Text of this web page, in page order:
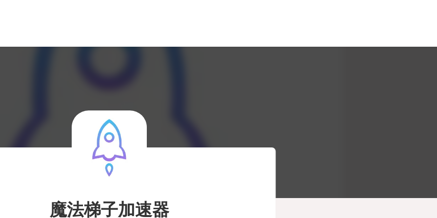
魔法梯子加速器